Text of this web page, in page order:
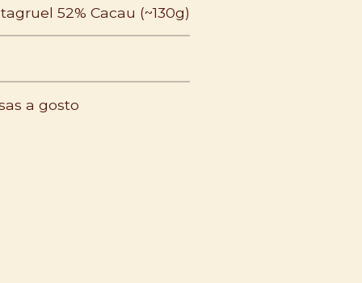
52% Cacau (~130g)
a gosto